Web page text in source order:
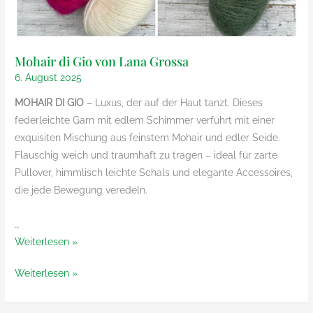
Mohair di Gio von Lana Grossa
6. August 2025
MOHAIR DI GIO – Luxus, der auf der Haut tanzt. Dieses
federleichte Garn mit edlem Schimmer verführt mit einer
exquisiten Mischung aus feinstem Mohair und edler Seide.
Flauschig weich und traumhaft zu tragen – ideal für zarte
Pullover, himmlisch leichte Schals und elegante Accessoires,
die jede Bewegung veredeln.
…
Mohair
Gio
Weiterlesen »
Mohair
Weiterlesen »